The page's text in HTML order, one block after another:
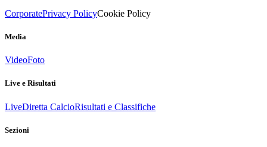
CorporatePrivacy PolicyCookie Policy
Media
VideoFoto
Live e Risultati
LiveDiretta CalcioRisultati e Classifiche
Sezioni